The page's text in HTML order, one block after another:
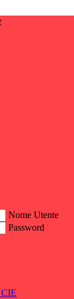
Nome Utente
Password